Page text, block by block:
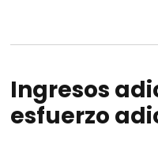
Ingresos
esfuerzo